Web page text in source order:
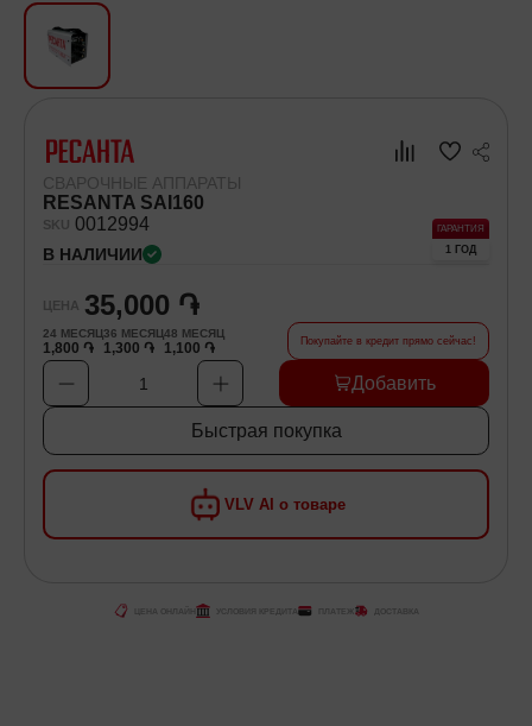
Посуда
VLV AI о товаре
СВАРОЧНЫЕ АППАРАТЫ
RESANTA SAI160
SKU 0012994
В НАЛИЧИИ
ГАРАНТИЯ
1 ГОД
ЦЕНА 35,000 ֏
24 МЕСЯЦ
1,800 ֏
36 МЕСЯЦ
1,300 ֏
48 МЕСЯЦ
1,100 ֏ Покупайте в кредит прямо сейчас!
1 Добавить
Быстрая покупка
ЦЕНА ОНЛАЙН УСЛОВИЯ КРЕДИТА ПЛАТЕЖ ДОСТАВКА